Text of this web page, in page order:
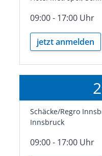
09:00 - 17:00 Uhr
jetzt anmelden
Schäcke/Regro
Innsbruck
09:00 - 17:00 Uhr